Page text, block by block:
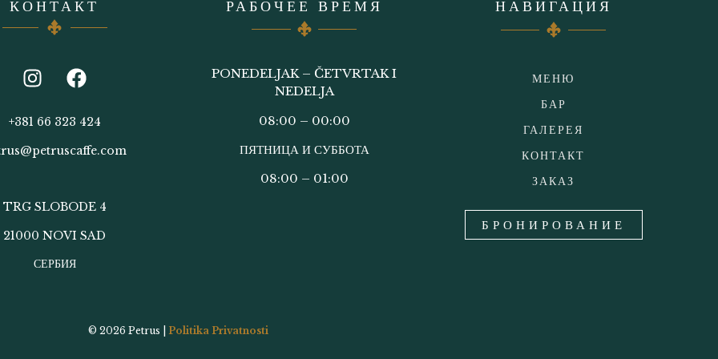
КОНТАКТ
+381 66 323 424
TRG SLOBODE 4
21000 NOVI SAD
СЕРБИЯ
РАБОЧЕЕ ВРЕМЯ
PONEDELJAK – ČETVRTAK I
NEDELJA
08:00 – 00:00
ПЯТНИЦА И СУББОТА
08:00 – 01:00
НАВИГАЦИЯ
МЕНЮ
БАР
ГАЛЕРЕЯ
КОНТАКТ
ЗАКАЗ
БРОНИРОВАНИЕ
© 2026 Petrus | Politika Privatnosti